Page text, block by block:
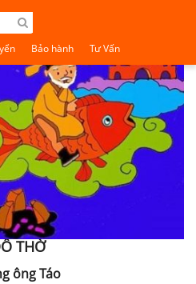
Bảo hành Tư Vấn
THỜ
ông Táo